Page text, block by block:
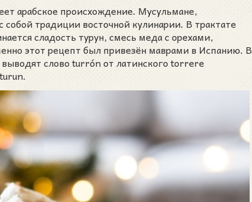
арабское происхождение. Мусульмане,
традиции восточной кулинарии. В трактате
сладость турун, смесь меда с орехами,
этот рецепт был привезён маврами в Испанию. В
выводят слово turrón от латинского torrere